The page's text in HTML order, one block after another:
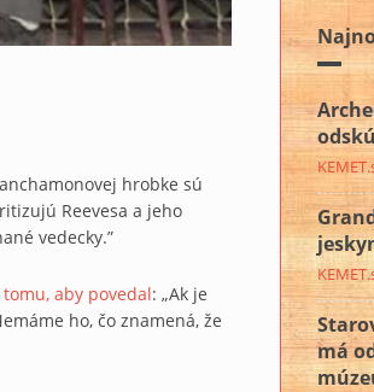
hrobke sú
Reevesa a jeho
vedecky.”
tomu, aby povedal: „Ak je
ho, čo znamená, že
má